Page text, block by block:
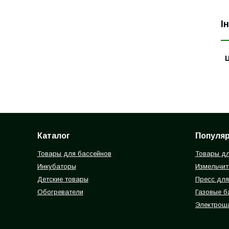
Каталог
Товары для бассейнов
Инкубаторы
Детские товары
Обогреватели
Товары
Пресс
Газовые